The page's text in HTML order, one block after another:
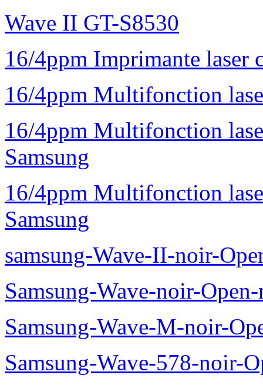
Wave II GT-S8530
16/4ppm Imprimante laser
16/4ppm Multifonction
16/4ppm Multifonction
Samsung
16/4ppm Multifonction
Samsung
samsung-Wave-II-noir-
Samsung-Wave-noir-
Samsung-Wave-M-noir-
Samsung-Wave-578-noir-